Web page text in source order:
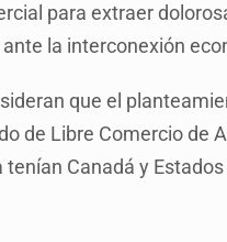
para extraer
la interconexión
que el
de Libre Comercio de
Canadá y